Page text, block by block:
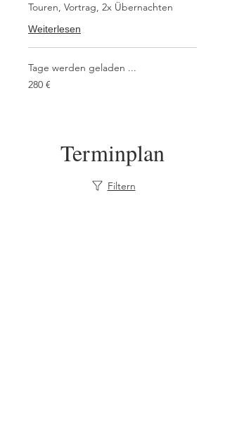
Touren, Vortrag, 2x Übernachten
Weiterlesen
Tage werden geladen ...
280
Euro
280 €
Terminplan
Filtern